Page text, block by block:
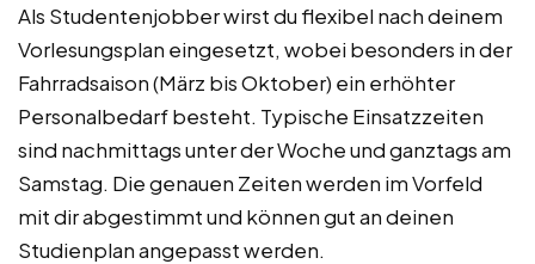
Als Studentenjobber wirst du flexibel nach deinem
Vorlesungsplan eingesetzt, wobei besonders in der
Fahrradsaison (März bis Oktober) ein erhöhter
Personalbedarf besteht. Typische Einsatzzeiten
sind nachmittags unter der Woche und ganztags am
Samstag. Die genauen Zeiten werden im Vorfeld
mit dir abgestimmt und können gut an deinen
Studienplan angepasst werden.